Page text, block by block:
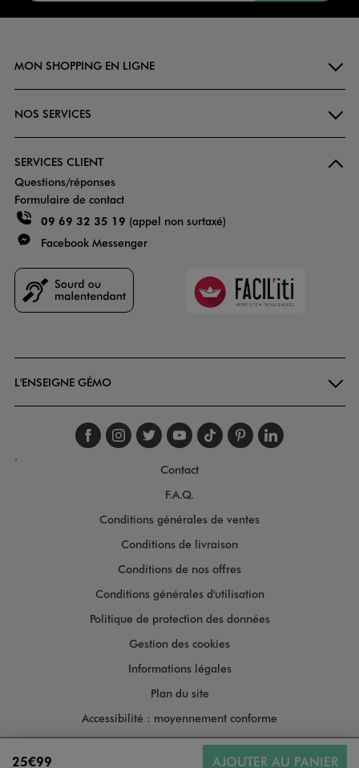
25€99 AJOUTER AU PANIER
MON SHOPPING EN LIGNE
NOS SERVICES
SERVICES CLIENT
Questions/réponses
Formulaire de contact
09 69 32 35 19 (appel non surtaxé)
Facebook Messenger
Faciliti
L'ENSEIGNE GÉMO
Suivez-nous sur
Suivez-nous sur
Suivez-nous sur
Suivez-nous
Suivez-nous
Suivez-
.
Contact
F.A.Q.
Conditions générales de ventes
Conditions de livraison
Conditions de nos offres
Conditions générales d'utilisation
Politique de protection des données
Gestion des cookies
Informations légales
Plan du site
Accessibilité : moyennement conforme